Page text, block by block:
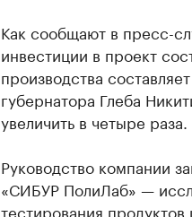
Как сообщают в пресс-
инвестиции в проект
производства
губернатора Глеба
увеличить в четыре раза.
Руководство компании
«СИБУР ПолиЛаб» —
тестирования